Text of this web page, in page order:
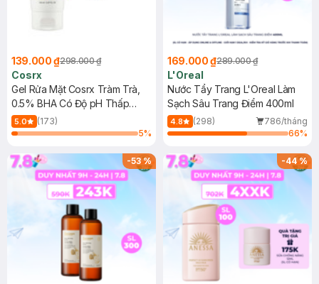
139.000 ₫298.000 ₫
Cosrx
Gel Rửa Mặt Cosrx Tràm Trà,
0.5% BHA Có Độ pH Thấp
150ml
5.0
(173)
5%
169.000 ₫289.000 ₫
L'Oreal
Nước Tẩy Trang L'Oreal Làm
Sạch Sâu Trang Điểm 400ml
4.8 (298)
786/tháng
66%
-53% -44%